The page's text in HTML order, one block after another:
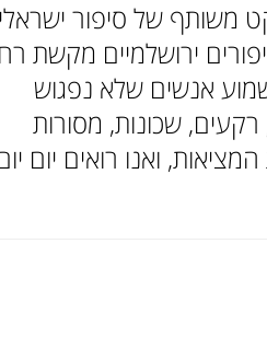
משותף של סיפור
ירושלמיים מקשת
אנשים שלא נפגוש
רקעים, שכונות, מסורות
ואנו רואים יום